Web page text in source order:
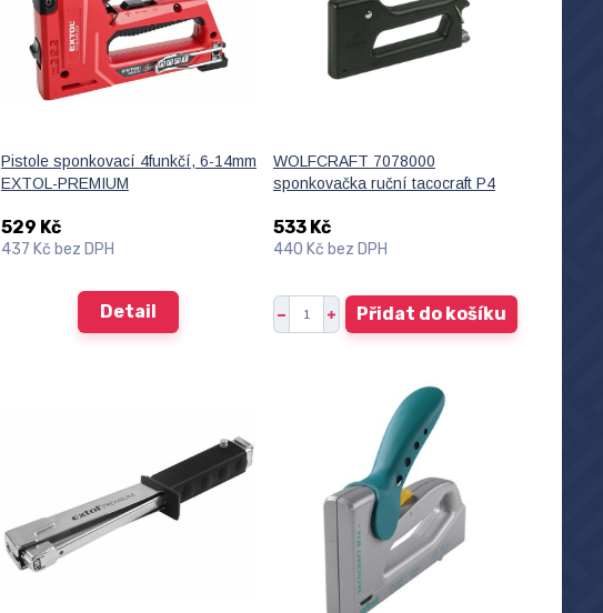
Pistole sponkovací 4funkčí, 6-14mm
EXTOL-PREMIUM
529 Kč
437 Kč bez DPH
Detail
WOLFCRAFT 7078000
sponkovačka ruční tacocraft P4
533 Kč
440 Kč bez DPH
Přidat do košíku